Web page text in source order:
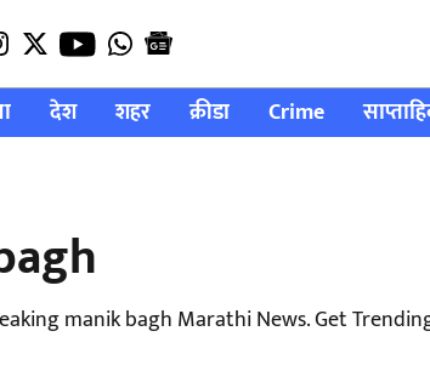
देश शहर क्रीडा Crime
manik bagh Marathi News. Get